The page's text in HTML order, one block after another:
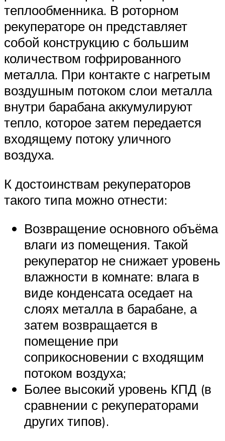
теплообменника. В роторном
рекуператоре он представляет
собой конструкцию с большим
количеством гофрированного
металла. При контакте с нагретым
воздушным потоком слои металла
внутри барабана аккумулируют
тепло, которое затем передается
входящему потоку уличного
воздуха.
К достоинствам рекуператоров
такого типа можно отнести:
Возвращение основного объёма
влаги из помещения. Такой
рекуператор не снижает уровень
влажности в комнате: влага в
виде конденсата оседает на
слоях металла в барабане, а
затем возвращается в
помещение при
соприкосновении с входящим
потоком воздуха;
Более высокий уровень КПД (в
сравнении с рекуператорами
других типов).